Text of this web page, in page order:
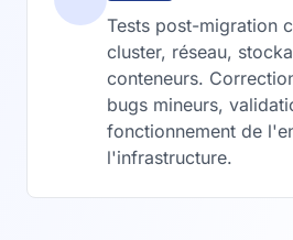
Tests post-migration
cluster, réseau,
conteneurs.
bugs mineurs,
fonctionnement de
l'infrastructure.